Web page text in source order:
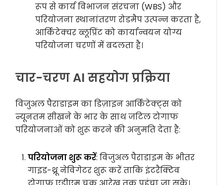
रूप से कार्य विभाजन संरचना (WBS) और
परियोजना स्थानांतरण रोडमैप उत्पन्न करता है,
आर्किटेक्चर ब्लूप्रिंट को कार्यान्वयन योग्य
परियोजना चरणों में बदलता है।
चार-चरण AI सहयोग प्रक्रिया
विजुअल पैराडाइम का डिज़ाइन आर्किटेक्ट्स को
न्यूनतम सीखने के भार के साथ जटिल टोगाफ
परियोजनाओं को शुरू करने की अनुमति देता है:
परियोजना शुरू करें: विजुअल पैराडाइम के भीतर
गाइड-थ्रू नेविगेटर शुरू करें ताकि इंटरैक्टिव